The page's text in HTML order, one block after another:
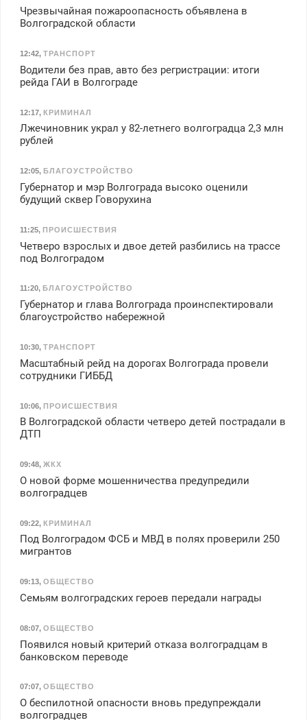
Чрезвычайная пожароопасность объявлена в
Волгоградской области
12:42, ТРАНСПОРТ
Водители без прав, авто без регристрации: итоги
рейда ГАИ в Волгограде
12:17, КРИМИНАЛ
Лжечиновник украл у 82-летнего волгоградца 2,3 млн
рублей
12:05, БЛАГОУСТРОЙСТВО
Губернатор и мэр Волгограда высоко оценили
будущий сквер Говорухина
11:25, ПРОИСШЕСТВИЯ
Четверо взрослых и двое детей разбились на трассе
под Волгоградом
11:20, БЛАГОУСТРОЙСТВО
Губернатор и глава Волгограда проинспектировали
благоустройство набережной
10:30, ТРАНСПОРТ
Масштабный рейд на дорогах Волгограда провели
сотрудники ГИББД
10:06, ПРОИСШЕСТВИЯ
В Волгоградской области четверо детей пострадали в
ДТП
09:48, ЖКХ
О новой форме мошенничества предупредили
волгоградцев
09:22, КРИМИНАЛ
Под Волгоградом ФСБ и МВД в полях проверили 250
мигрантов
09:13, ОБЩЕСТВО
Семьям волгоградских героев передали награды
08:07, ОБЩЕСТВО
Появился новый критерий отказа волгоградцам в
банковском переводе
07:07, ОБЩЕСТВО
О беспилотной опасности вновь предупреждали
волгоградцев